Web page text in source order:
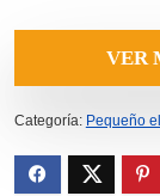
VER
Categoría: Pequeño